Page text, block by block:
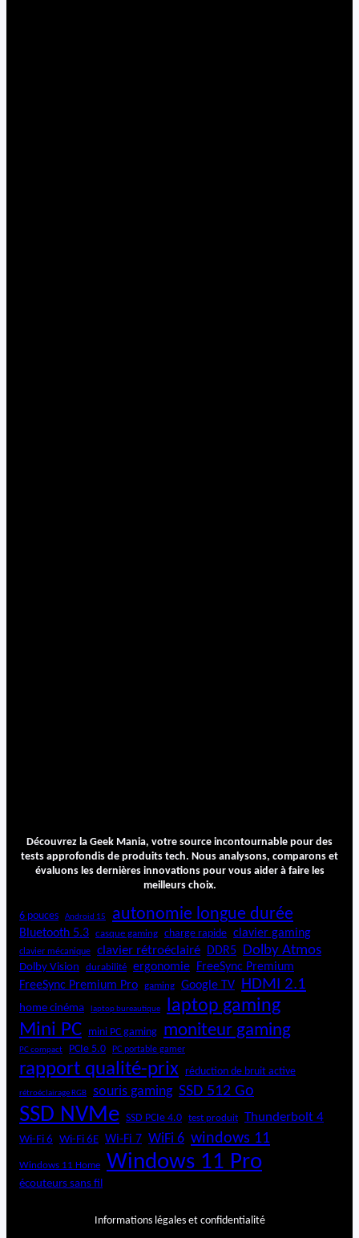
Découvrez la Geek Mania, votre source incontournable pour des
tests approfondis de produits tech. Nous analysons, comparons et
évaluons les dernières innovations pour vous aider à faire les
meilleurs choix.
6 pouces Android 15 autonomie longue durée
Bluetooth 5.3 casque gaming charge rapide clavier gaming
clavier mécanique clavier rétroéclairé DDR5 Dolby Atmos
Dolby Vision durabilité ergonomie
FreeSync Premium
FreeSync Premium Pro
gaming Google TV HDMI 2.1
home cinéma laptop bureautique laptop gaming
Mini PC mini PC gaming moniteur gaming
PC compact PCIe 5.0 PC portable gamer
rapport qualité-prix réduction de bruit active
rétroéclairage RGB souris gaming SSD 512 Go
SSD NVMe SSD PCIe 4.0 test produit Thunderbolt 4
Wi-Fi 6 Wi-Fi 6E Wi-Fi 7 WiFi 6 windows 11
Windows 11 Home Windows 11 Pro
écouteurs sans fil
Informations légales et confidentialité